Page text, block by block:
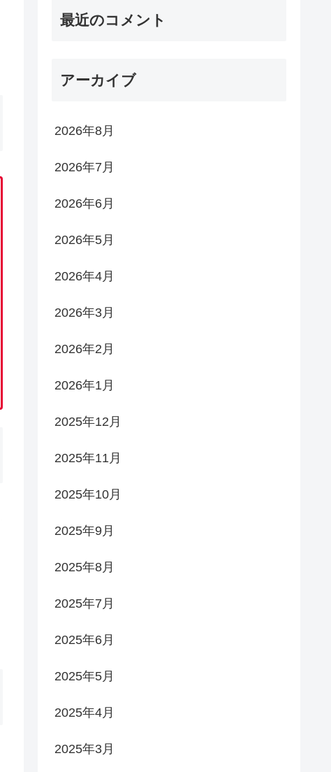
最近のコメント
アーカイブ
2026年8月
2026年7月
2026年6月
2026年5月
2026年4月
2026年3月
2026年2月
2026年1月
2025年12月
2025年11月
2025年10月
2025年9月
2025年8月
2025年7月
2025年6月
2025年5月
2025年4月
2025年3月